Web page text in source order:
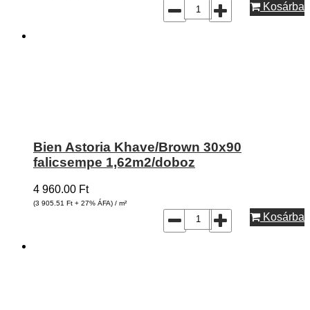
Kosárba
Bien Astoria Khave/Brown 30x90
falicsempe 1,62m2/doboz
4 960.00 Ft
(3 905.51 Ft + 27% ÁFA) / m²
Kosárba